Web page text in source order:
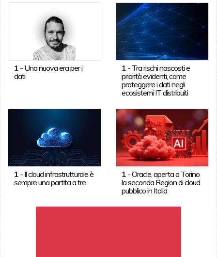
1- Una nuova era per i
dati
1 - Tra rischi nascosti e
priorità evidenti, come
proteggere i dati negli
ecosistemi IT distribuiti
1- Il cloud infrastrutturale è
sempre una partita a tre
1 -Oracle, aperta a Torino
la seconda Region di cloud
pubblico in Italia